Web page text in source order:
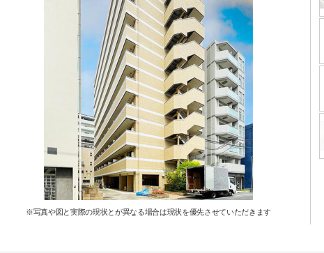
※写真や図と実際の現状とが異なる場合は現状を優先させていただきます